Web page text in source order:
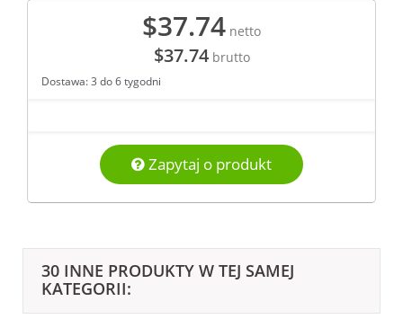
$37.74 netto
$37.74brutto
Dostawa: 3 do 6 tygodni
Zapytaj o produkt
30 INNE PRODUKTY W TEJ SAMEJ
KATEGORII: